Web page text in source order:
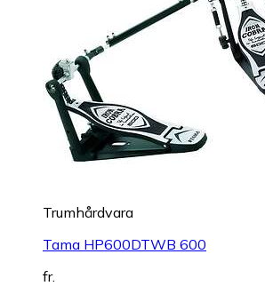
Trumhårdvara
Tama HP600DTWB 600
fr.